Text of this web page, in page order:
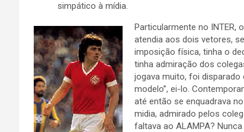
simpático à mídia.
Particularmente no INTER,
atendia aos dois vetores,
imposição física, tinha o
tinha admiração dos
jogava muito, foi disparado
modelo”, ei-lo.
até então se enquadrava
midia, admirado pelos
faltava ao ALAMPA?